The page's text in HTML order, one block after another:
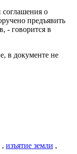
о
предъявить
- говорится в
в документе не
, изъятие земли ,